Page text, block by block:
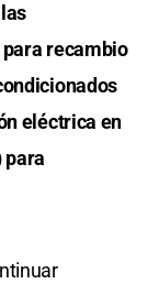
recambio
eléctrica en
para